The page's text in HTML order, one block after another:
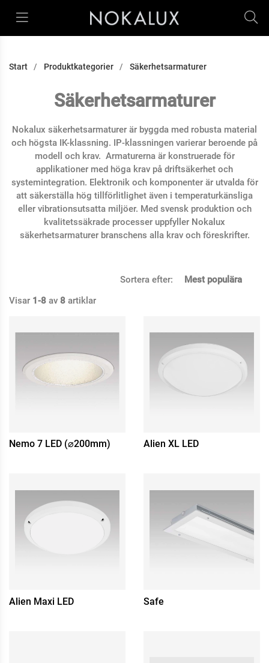
Start Produktkategorier Säkerhetsarmaturer
Säkerhetsarmaturer
Nokalux säkerhetsarmaturer är byggda med robusta material
och högsta IK-klassning. IP-klassningen varierar beroende på
modell och krav. Armaturerna är konstruerade för
applikationer med höga krav på driftsäkerhet och
systemintegration. Elektronik och komponenter är utvalda för
att säkerställa hög tillförlitlighet även i temperaturkänsliga
eller vibrationsutsatta miljöer. Med svensk produktion och
kvalitetssäkrade processer uppfyller Nokalux
säkerhetsarmaturer branschens alla krav och föreskrifter.
Sortera efter:
Mest populära
Visar 1-8 av 8 artiklar
Nemo 7 LED (⌀200mm) Alien XL LED
Alien Maxi LED Safe